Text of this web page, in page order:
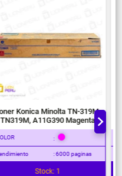
Toner Konica Minolta TN-319M,
TN319M, A11G390 Magenta
COLOR
Rendimiento : 6000 paginas
Stock: 1